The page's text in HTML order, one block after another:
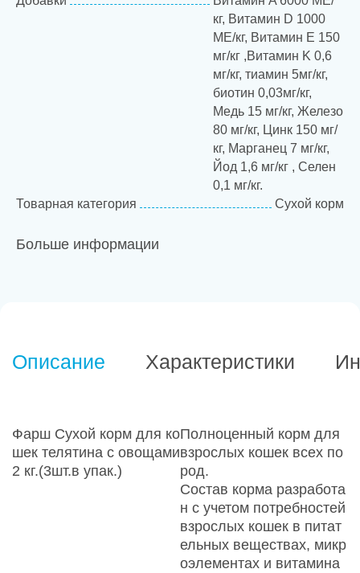
кг, Витамин D 1000
МЕ/кг, Витамин E 150
мг/кг ,Витамин K 0,6
мг/кг, тиамин 5мг/кг,
биотин 0,03мг/кг,
Медь 15 мг/кг, Железо
80 мг/кг, Цинк 150 мг/
кг, Марганец 7 мг/кг,
Йод 1,6 мг/кг , Селен
0,1 мг/кг.
Товарная категория
Сухой корм
Больше информации
Описание Характеристики
Фарш Сухой корм для ко
шек телятина с овощами
2 кг.(3шт.в упак.)
Полноценный корм для
взрослых кошек всех по
род.
Состав корма разработа
н с учетом потребностей
взрослых кошек в питат
ельных веществах, микр
оэлементах и витамина